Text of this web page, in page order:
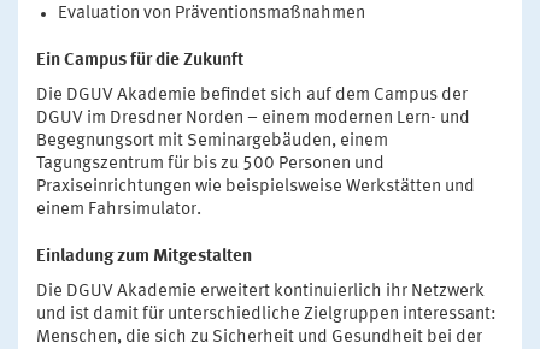
Evaluation von Präventionsmaßnahmen
Ein Campus für die Zukunft
Die DGUV Akademie befindet sich auf dem Campus der
DGUV im Dresdner Norden – einem modernen Lern- und
Begegnungsort mit Seminargebäuden, einem
Tagungszentrum für bis zu 500 Personen und
Praxiseinrichtungen wie beispielsweise Werkstätten und
einem Fahrsimulator.
Einladung zum Mitgestalten
Die DGUV Akademie erweitert kontinuierlich ihr Netzwerk
und ist damit für unterschiedliche Zielgruppen interessant:
Menschen, die sich zu Sicherheit und Gesundheit bei der